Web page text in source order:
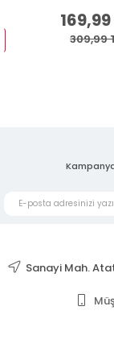
169,99
309,99
Sanayi Mah.